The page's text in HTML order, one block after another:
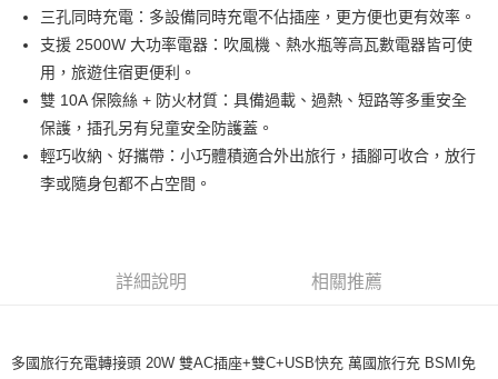
ATM付款
運送方式
每筆NT$80，滿NT$599(含以上)免運費
付款後全家取貨
每筆NT$80，滿NT$599(含以上)免運費
每筆NT$80，滿NT$599(含以上)免運費
三孔同時充電：多設備同時充電不佔插座，更方便也更有效率。
支援 2500W 大功率電器：吹風機、熱水瓶等高瓦數電器皆可使
用，旅遊住宿更便利。
雙 10A 保險絲 + 防火材質：具備過載、過熱、短路等多重安全
保護，插孔另有兒童安全防護蓋。
輕巧收納、好攜帶：小巧體積適合外出旅行，插腳可收合，放行
李或隨身包都不占空間。
詳細說明 相關推薦
多國旅行充電轉接頭 20W 雙AC插座+雙C+USB快充 萬國旅行充 BSMI免